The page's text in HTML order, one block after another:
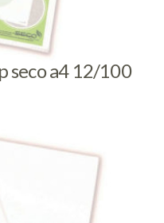
seco a4 12/100